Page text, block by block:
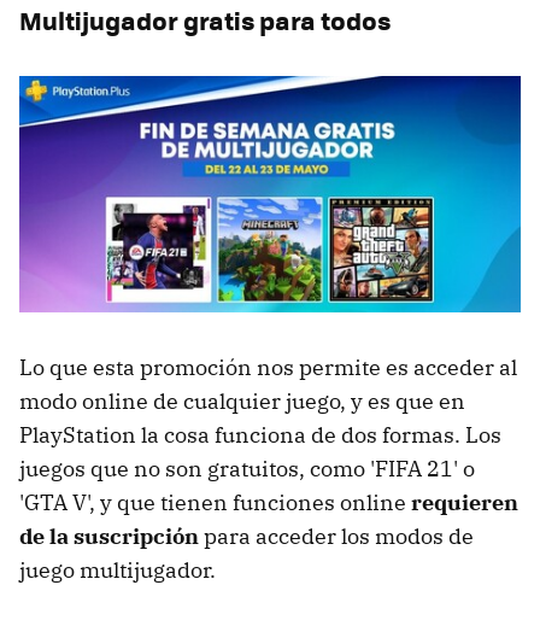
Multijugador gratis para todos
Lo que esta promoción nos permite es acceder al
modo online de cualquier juego, y es que en
PlayStation la cosa funciona de dos formas. Los
juegos que no son gratuitos, como 'FIFA 21' o
'GTA V', y que tienen funciones online requieren
de la suscripciónpara acceder los modos de
juego multijugador.